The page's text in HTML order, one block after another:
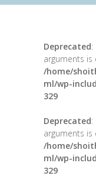
Deprecated:
arguments
/home/
ml/wp-
329
Deprecated:
arguments
/home/
ml/wp-
329